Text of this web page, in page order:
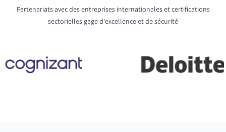
Partenariats avec des entreprises internationales et certifications
sectorielles gage d'excellence et de sécurité